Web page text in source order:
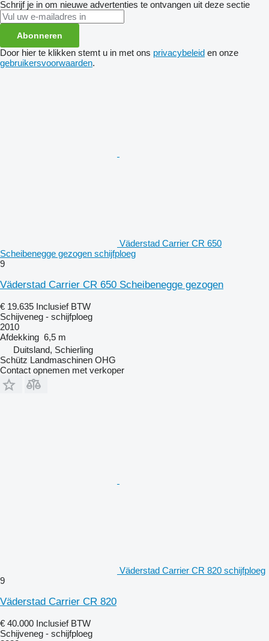
Schrijf je in om nieuwe advertenties te ontvangen uit deze sectie
Abonneren
Door hier te klikken stemt u in met ons privacybeleid en onze
gebruikersvoorwaarden.
Väderstad Carrier CR 650
Scheibenegge gezogen schijfploeg
9
Väderstad Carrier CR 650 Scheibenegge gezogen
€ 19.635 Inclusief BTW
Schijveneg - schijfploeg
2010
Afdekking 6,5 m
Duitsland, Schierling
Schütz Landmaschinen OHG
Contact opnemen met verkoper
Väderstad Carrier CR 820 schijfploeg
9
Väderstad Carrier CR 820
€ 40.000 Inclusief BTW
Schijveneg - schijfploeg